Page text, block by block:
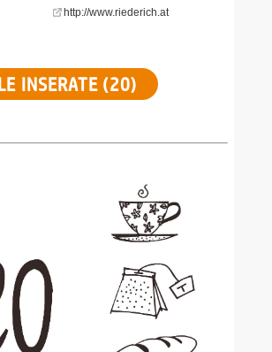
http://www.riederich.at
INSERATE (20)